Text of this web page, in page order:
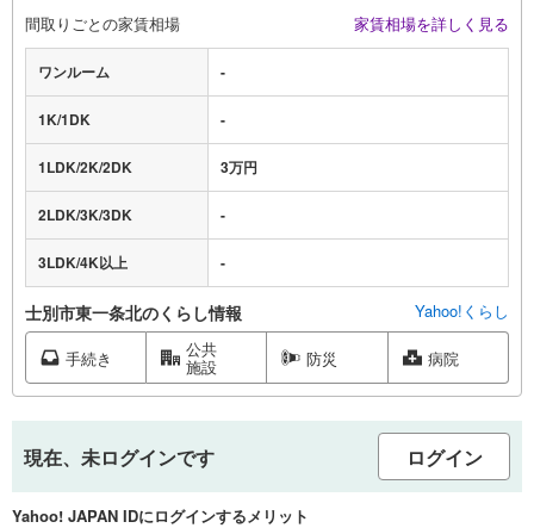
間取りごとの家賃相場 家賃相場を詳しく見る
ワンルーム -
1K/1DK -
1LDK/2K/2DK 3万円
2LDK/3K/3DK -
3LDK/4K以上 -
士別市東一条北のくらし情報 Yahoo!くらし
手続き 公共
施設 防災 病院
現在、未ログインです ログイン
Yahoo! JAPAN IDにログインするメリット